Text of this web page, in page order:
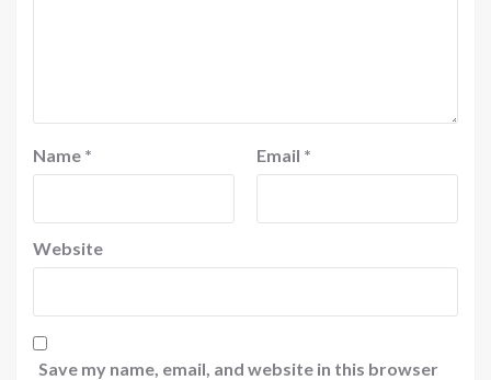
Name * Email *
Website
Save my name, email, and website in this browser